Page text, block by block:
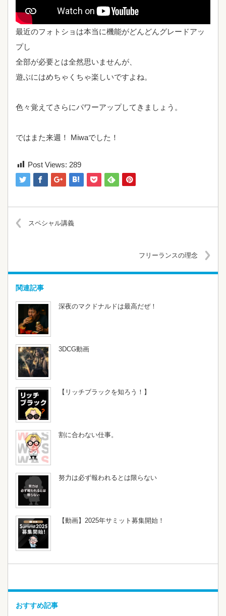
最近のフォトショは本当に機能がどんどんグレードアッ
プし
全部が必要とは全然思いませんが、
遊ぶにはめちゃくちゃ楽しいですよね。
色々覚えてさらにパワーアップしてきましょう。
ではまた来週！ Miwaでした！
Post Views: 289
スペシャル講義
フリーランスの理念
関連記事
深夜のマクドナルドは最高だぜ！
3DCG動画
【リッチブラックを知ろう！】
割に合わない仕事。
努力は必ず報われるとは限らない
【動画】2025年サミット募集開始！
おすすめ記事